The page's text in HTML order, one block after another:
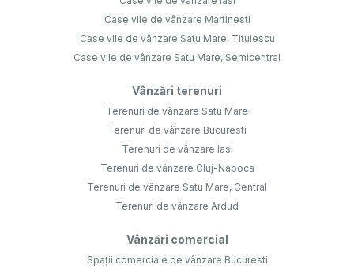
Case vile de vânzare Martinesti
Case vile de vânzare Satu Mare, Titulescu
Case vile de vânzare Satu Mare, Semicentral
Vânzări terenuri
Terenuri de vânzare Satu Mare
Terenuri de vânzare Bucuresti
Terenuri de vânzare Iasi
Terenuri de vânzare Cluj-Napoca
Terenuri de vânzare Satu Mare, Central
Terenuri de vânzare Ardud
Vânzări comercial
Spații comerciale de vânzare Bucuresti